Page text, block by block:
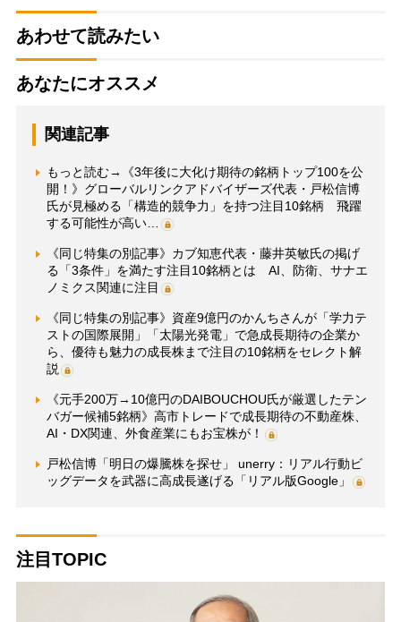
あわせて読みたい
あなたにオススメ
関連記事
もっと読む→《3年後に大化け期待の銘柄トップ100を公
開！》グローバルリンクアドバイザーズ代表・戸松信博
氏が見極める「構造的競争力」を持つ注目10銘柄 飛躍
する可能性が高い…
《同じ特集の別記事》カブ知恵代表・藤井英敏氏の掲げ
る「3条件」を満たす注目10銘柄とは AI、防衛、サナエ
ノミクス関連に注目
《同じ特集の別記事》資産9億円のかんちさんが「学力テ
ストの国際展開」「太陽光発電」で急成長期待の企業か
ら、優待も魅力の成長株まで注目の10銘柄をセレクト解
説
《元手200万→10億円のDAIBOUCHOU氏が厳選したテン
バガー候補5銘柄》高市トレードで成長期待の不動産株、
AI・DX関連、外食産業にもお宝株が！
戸松信博「明日の爆騰株を探せ」 unerry：リアル行動ビ
ッグデータを武器に高成長遂げる「リアル版Google」
注目TOPIC